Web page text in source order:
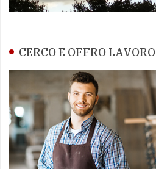
CERCO E OFFRO LAVORO